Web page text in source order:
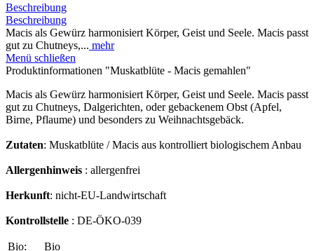
Beschreibung
Beschreibung
Macis als Gewürz harmonisiert Körper, Geist und Seele. Macis passt
gut zu Chutneys,... mehr
Menü schließen
Produktinformationen "Muskatblüte - Macis gemahlen"
Macis als Gewürz harmonisiert Körper, Geist und Seele. Macis passt
gut zu Chutneys, Dalgerichten, oder gebackenem Obst (Apfel,
Birne, Pflaume) und besonders zu Weihnachtsgebäck.
Zutaten: Muskatblüte / Macis aus kontrolliert biologischem Anbau
Allergenhinweis : allergenfrei
Herkunft: nicht-EU-Landwirtschaft
Kontrollstelle : DE-ÖKO-039
Bio:
Bio